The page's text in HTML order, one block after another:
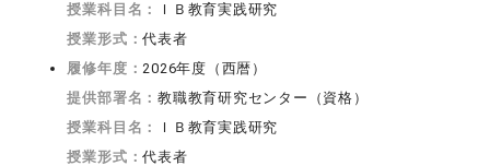
授業科目名：
ＩＢ教育実践研究
授業形式：代表者
履修年度：2026年度（西暦）
提供部署名：教職教育研究センター（資格）
授業科目名：
ＩＢ教育実践研究
授業形式：代表者